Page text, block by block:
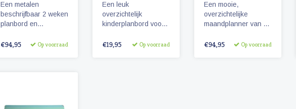
Een metalen
beschrijfbaar 2 weken
planbord en
90 cm
€94,95 Op voorraad
Een leuk
overzichtelijk
kinderplanbord voor
planbord is geschikt
€19,95 Op voorraad
Een mooie,
overzichtelijke
maandplanner van 60
is en flexibel in te
€94,95 Op voorraad